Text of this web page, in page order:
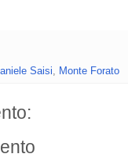
Saisi Monte Forato